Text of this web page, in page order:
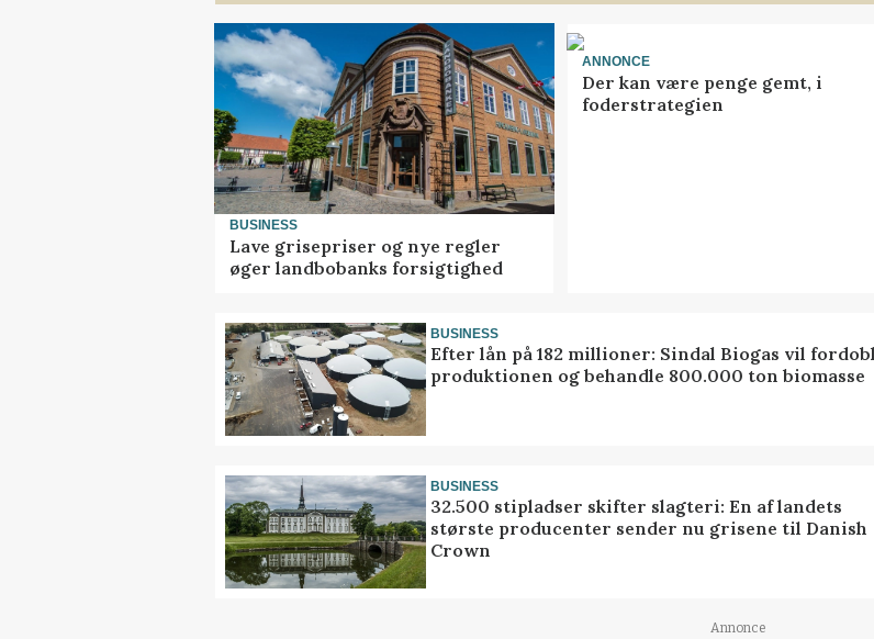
BUSINESS
Lave grisepriser og nye regler
øger landbobanks forsigtighed
ANNONCE
Der kan være penge gemt, i
foderstrategien
BUSINESS
Efter lån på 182 millioner: Sindal Biogas vil
produktionen og behandle 800.000 ton biomasse
BUSINESS
32.500 stipladser skifter slagteri: En af landets
største producenter sender nu grisene til Danish
Crown
Annonce